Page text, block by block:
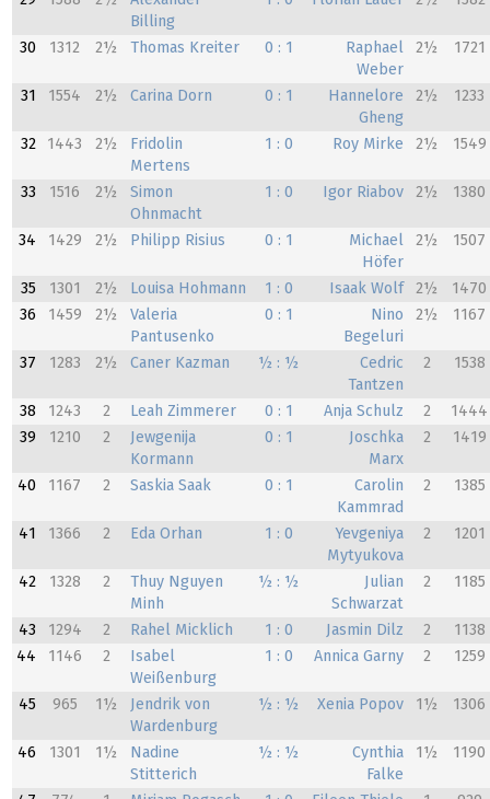
Billing
30 1312 2½ Thomas Kreiter 0 : 1
Raphael
Weber
2½ 1721
31 1554 2½ Carina Dorn 0 : 1
Hannelore
Gheng
2½ 1233
32 1443 2½
Fridolin
Mertens
1 : 0 Roy Mirke 2½ 1549
33 1516 2½
Simon
Ohnmacht
1 : 0 Igor Riabov 2½ 1380
34 1429 2½ Philipp Risius 0 : 1
Michael
Höfer
2½ 1507
35 1301 2½ Louisa Hohmann 1 : 0 Isaak Wolf 2½
1470
36
1459 2½
Valeria
Pantusenko
0 : 1
Nino
Begeluri
2½ 1167
37 1283 2½ Caner Kazman ½ : ½
Cedric
Tantzen
2 1538
38 1243 2 Leah Zimmerer 0 : 1 Anja Schulz 2
1444
39
1210 2
Jewgenija
Kormann
0 : 1
Joschka
Marx
2 1419
40 1167 2 Saskia Saak 0 : 1
Carolin
Kammrad
2 1385
41 1366 2 Eda Orhan 1 : 0
Yevgeniya
Mytyukova
2 1201
42 1328 2
Thuy Nguyen
Minh
½ : ½
Julian
Schwarzat
2 1185
43 1294 2 Rahel Micklich 1 : 0 Jasmin Dilz 2
1138
44
1146 2
Isabel
Weißenburg
1 : 0 Annica Garny 2 1259
45 965 1½
Jendrik von
Wardenburg
½ : ½ Xenia Popov 1½ 1306
46 1301 1½
Nadine
Stitterich
½ : ½
Cynthia
Falke
1½ 1190